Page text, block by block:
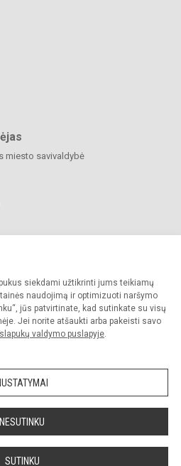
siekdami užtikrinti jums teikiamų
naudojimą ir optimizuoti naršymo
jūs patvirtinate, kad sutinkate su visų
Jei norite atšaukti arba pakeisti savo
slapukų valdymo puslapyje.
NESUTINKU
SUTINKU
miesto savivaldybė
sutikimo griežtai draudžiama.
Slapukų valdymas